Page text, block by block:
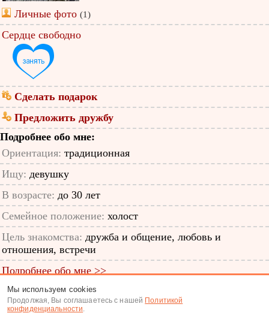
Личные фото (1)
Сердце свободно
Сделать подарок
Предложить дружбу
Подробнее обо мне:
Ориентация: традиционная
Ищу: девушку
В возрасте: до 30 лет
Семейное положение: холост
Цель знакомства: дружба и общение, любовь и
отношения, встречи
Подробнее обо мне >>
ID анкеты: 48428000
Знакомства|Поиск анкет
Мы используем cookies
Продолжая, Вы соглашаетесь с нашей Политикой
конфиденциальности.